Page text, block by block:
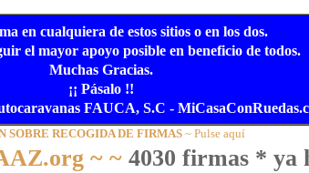
en cualquiera de estos sitios o en los dos.
el mayor apoyo posible en beneficio de todos.
Muchas Gracias.
¡¡ Pásalo !!
FAUCA, S.C -
SOBRE RECOGIDA DE FIRMAS~ Pulse aquí
~ ~4030 firmas * ya